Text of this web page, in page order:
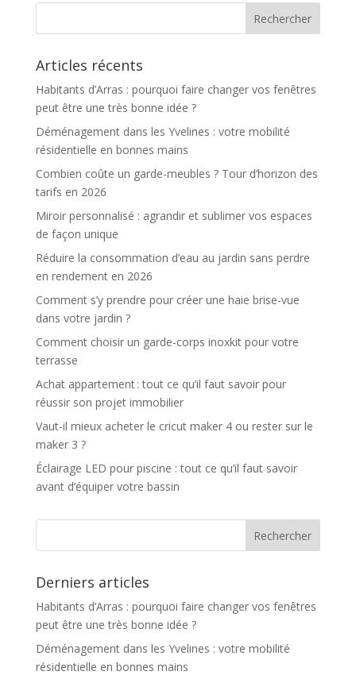
Articles récents
Habitants d’Arras : pourquoi faire changer vos fenêtres
peut être une très bonne idée ?
Déménagement dans les Yvelines : votre mobilité
résidentielle en bonnes mains
Combien coûte un garde-meubles ? Tour d’horizon des
tarifs en 2026
Miroir personnalisé : agrandir et sublimer vos espaces
de façon unique
Réduire la consommation d’eau au jardin sans perdre
en rendement en 2026
Comment s’y prendre pour créer une haie brise-vue
dans votre jardin ?
Comment choisir un garde-corps inoxkit pour votre
terrasse
Achat appartement : tout ce qu’il faut savoir pour
réussir son projet immobilier
Vaut-il mieux acheter le cricut maker 4 ou rester sur le
maker 3 ?
Éclairage LED pour piscine : tout ce qu’il faut savoir
avant d’équiper votre bassin
Derniers articles
Habitants d’Arras : pourquoi faire changer vos fenêtres
peut être une très bonne idée ?
Déménagement dans les Yvelines : votre mobilité
résidentielle en bonnes mains